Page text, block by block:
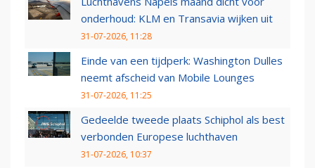
onderhoud: KLM en Transavia wijken uit
31-07-2026, 11:28
Einde van een tijdperk: Washington Dulles
neemt afscheid van Mobile Lounges
31-07-2026, 11:25
Gedeelde tweede plaats Schiphol als best
verbonden Europese luchthaven
31-07-2026, 10:37